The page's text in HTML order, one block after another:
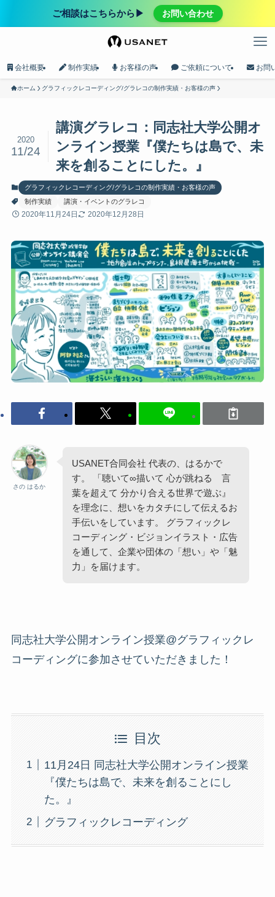
ご相談はこちらから▶︎ お問い合わせ
会社概要 制作実績 お客様の声 ご依頼について お問
ホーム グラフィックレコーディング/グラレコの制作実績・お客様の声
講演グラレコ：同志社大学公開オ
ンライン授業『僕たちは島で、未
来を創ることにした。』
2020
11/24
グラフィックレコーディング/グラレコの制作実績・お客様の声
制作実績
講演・イベントのグラレコ
2020年11月24日 2020年12月28日
さの はるか
USANET合同会社 代表の、はるかで
す。 「聴いて∞描いて 心が跳ねる 言
葉を超えて 分かり合える世界で遊ぶ』
を理念に、想いをカタチにして伝えるお
手伝いをしています。 グラフィックレ
コーディング・ビジョンイラスト・広告
を通して、企業や団体の「想い」や「魅
力」を届けます。
同志社大学公開オンライン授業@グラフィックレ
コーディングに参加させていただきました！
目次
11月24日 同志社大学公開オンライン授業
『僕たちは島で、未来を創ることにし
た。』
グラフィックレコーディング